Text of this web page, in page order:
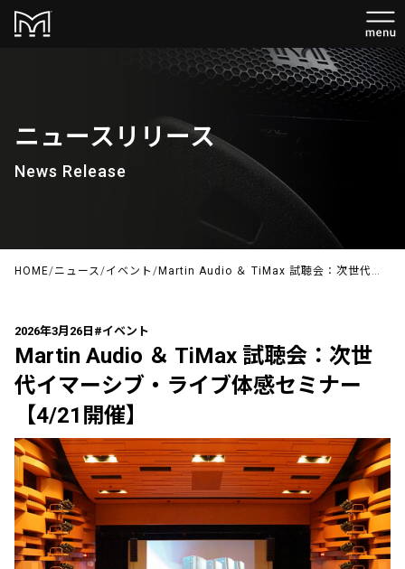
ニュースリリース
News Release
HOME/ニュース/イベント / Martin Audio ＆ TiMax 試聴会：次世代イマーシブ・ライブ体感セミナー【4/21開催】
2026年3月26日 #イベント
Martin Audio ＆ TiMax 試聴会：次世
代イマーシブ・ライブ体感セミナー
【4/21開催】